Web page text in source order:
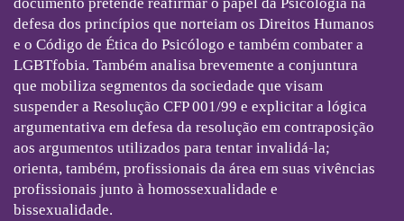
defesa dos princípios que norteiam os Direitos Humanos
e o Código de Ética do Psicólogo e também combater a
LGBTfobia. Também analisa brevemente a conjuntura
que mobiliza segmentos da sociedade que visam
suspender a Resolução CFP 001/99 e explicitar a lógica
argumentativa em defesa da resolução em contraposição
aos argumentos utilizados para tentar invalidá-la;
orienta, também, profissionais da área em suas vivências
profissionais junto à homossexualidade e
bissexualidade.